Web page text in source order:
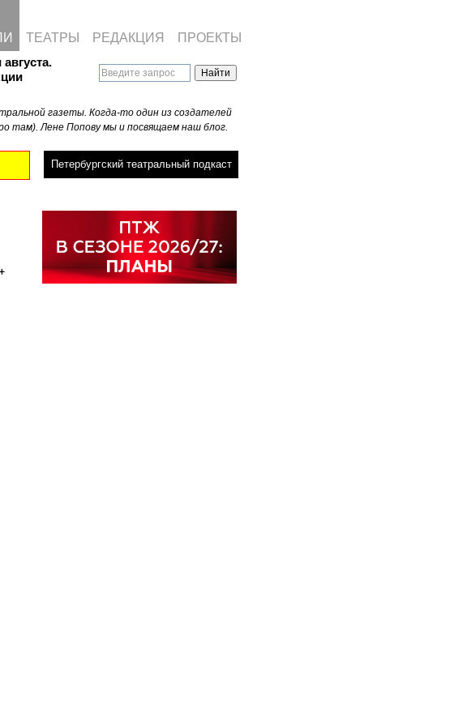
газеты. Когда-то один из создателей
там). Лене Попову мы и посвящаем наш блог.
Петербургский театральный подкаст
ТЕАТРЫ РЕДАКЦИЯ ПРОЕКТЫ